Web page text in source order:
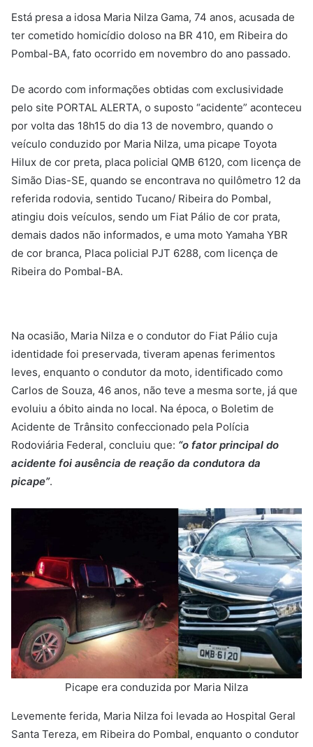
Está presa a idosa Maria Nilza Gama, 74 anos, acusada de
ter cometido homicídio doloso na BR 410, em Ribeira do
Pombal-BA, fato ocorrido em novembro do ano passado.
De acordo com informações obtidas com exclusividade
pelo site PORTAL ALERTA, o suposto “acidente” aconteceu
por volta das 18h15 do dia 13 de novembro, quando o
veículo conduzido por Maria Nilza, uma picape Toyota
Hilux de cor preta, placa policial QMB 6120, com licença de
Simão Dias-SE, quando se encontrava no quilômetro 12 da
referida rodovia, sentido Tucano/ Ribeira do Pombal,
atingiu dois veículos, sendo um Fiat Pálio de cor prata,
demais dados não informados, e uma moto Yamaha YBR
de cor branca, Placa policial PJT 6288, com licença de
Ribeira do Pombal-BA.
Na ocasião, Maria Nilza e o condutor do Fiat Pálio cuja
identidade foi preservada, tiveram apenas ferimentos
leves, enquanto o condutor da moto, identificado como
Carlos de Souza, 46 anos, não teve a mesma sorte, já que
evoluiu a óbito ainda no local. Na época, o Boletim de
Acidente de Trânsito confeccionado pela Polícia
Rodoviária Federal, concluiu que: “o fator principal do
acidente foi ausência de reação da condutora da
picape”.
Picape era conduzida por Maria Nilza
Levemente ferida, Maria Nilza foi levada ao Hospital Geral
Santa Tereza, em Ribeira do Pombal, enquanto o condutor